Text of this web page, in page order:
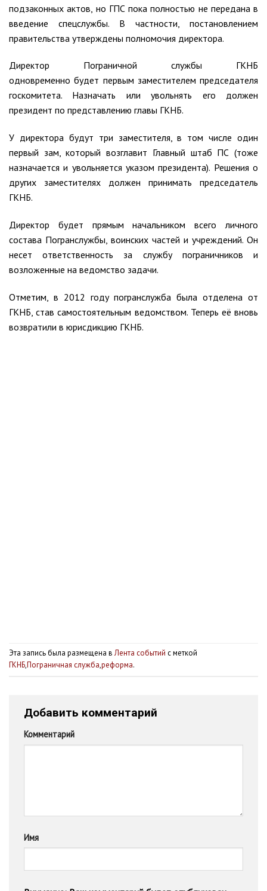
подзаконных актов, но ГПС пока полностью не передана в
введение спецслужбы. В частности, постановлением
правительства утверждены полномочия директора.
Директор Пограничной службы ГКНБ
одновременно будет первым заместителем председателя
госкомитета. Назначать или увольнять его должен
президент по представлению главы ГКНБ.
У директора будут три заместителя, в том числе один
первый зам, который возглавит Главный штаб ПС (тоже
назначается и увольняется указом президента). Решения о
других заместителях должен принимать председатель
ГКНБ.
Директор будет прямым начальником всего личного
состава Погранслужбы, воинских частей и учреждений. Он
несет ответственность за службу пограничников и
возложенные на ведомство задачи.
Отметим, в 2012 году погранслужба была отделена от
ГКНБ, став самостоятельным ведомством. Теперь её вновь
возвратили в юрисдикцию ГКНБ.
Эта запись была размещена вЛента событий с меткой
ГКНБ,Пограничная служба,реформа.
Добавить комментарий
Комментарий
Имя